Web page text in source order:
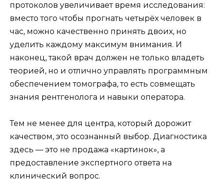
протоколов увеличивает время исследования:
вместо того чтобы прогнать четырёх человек в
час, можно качественно принять двоих, но
уделить каждому максимум внимания. И
наконец, такой врач должен не только владеть
теорией, но и отлично управлять программным
обеспечением томографа, то есть совмещать
знания рентгенолога и навыки оператора.
Тем не менее для центра, который дорожит
качеством, это осознанный выбор. Диагностика
здесь — это не продажа «картинок», а
предоставление экспертного ответа на
клинический вопрос.